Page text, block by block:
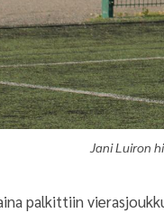
Jani Luiron
palkittiin